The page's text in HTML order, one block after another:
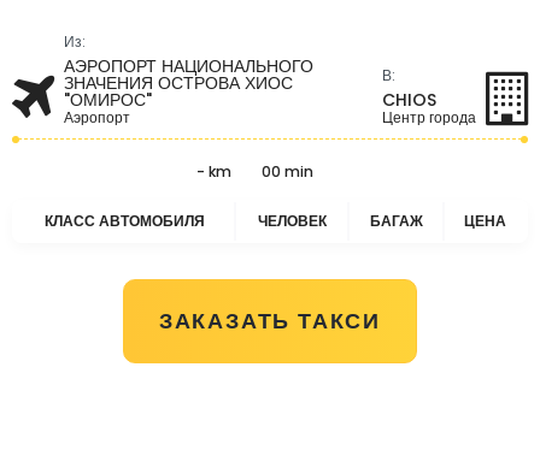
Из:
АЭРОПОРТ НАЦИОНАЛЬНОГО
ЗНАЧЕНИЯ ОСТРОВА ХИОС
"ОМИРОС"
Аэропорт
В:
CHIOS
Центр города
- km 00 min
КЛАСС АВТОМОБИЛЯ ЧЕЛОВЕК БАГАЖ ЦЕНА
ЗАКАЗАТЬ ТАКСИ